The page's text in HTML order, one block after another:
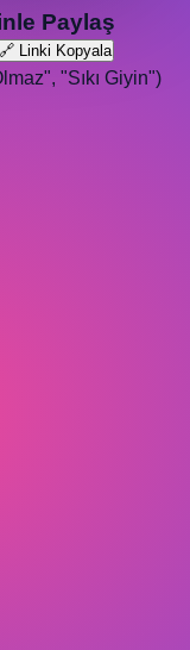
Paylaş
🔗 Linki Kopyala
"Sıkı Giyin")